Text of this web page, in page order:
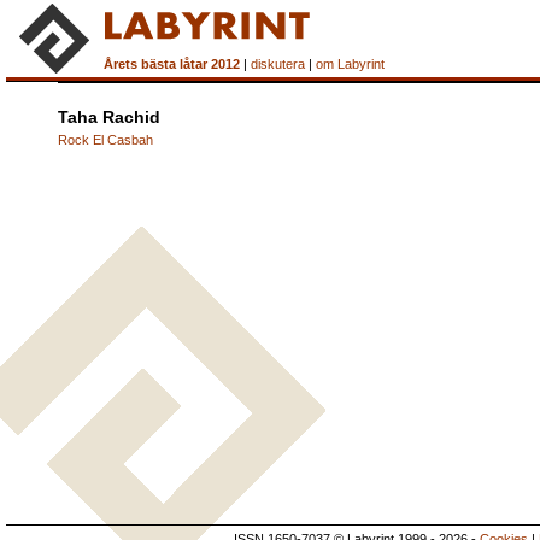
Årets bästa låtar 2012 | diskutera | om Labyrint
Taha Rachid
Rock El Casbah